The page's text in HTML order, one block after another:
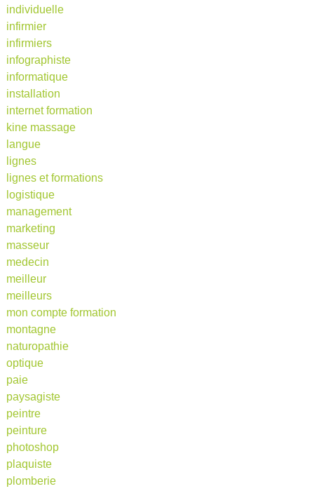
individuelle
infirmier
infirmiers
infographiste
informatique
installation
internet formation
kine massage
langue
lignes
lignes et formations
logistique
management
marketing
masseur
medecin
meilleur
meilleurs
mon compte formation
montagne
naturopathie
optique
paie
paysagiste
peintre
peinture
photoshop
plaquiste
plomberie